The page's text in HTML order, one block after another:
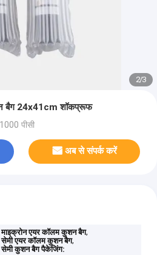
2/3
बैग 24x41cm शॉकप्रूफ
पीसी
अब से संपर्क करें
एयर कॉलम कुशन बैग,
एयर कॉलम कुशन बैग,
कुशन बैग पैकेजिंग: